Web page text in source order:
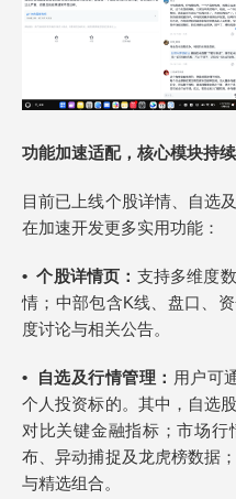
功能加速适配，核心模块持
目前已上线个股详情、自选
在加速开发更多实用功能：
• 个股详情页： 支持多维度
情；中部包含K线、盘口、
度讨论与相关公告。
• 自选及行情管理： 用户可
个人投资标的。其中，自选
对比关键金融指标；市场
布、异动捕捉及龙虎榜数据
与精选组合。